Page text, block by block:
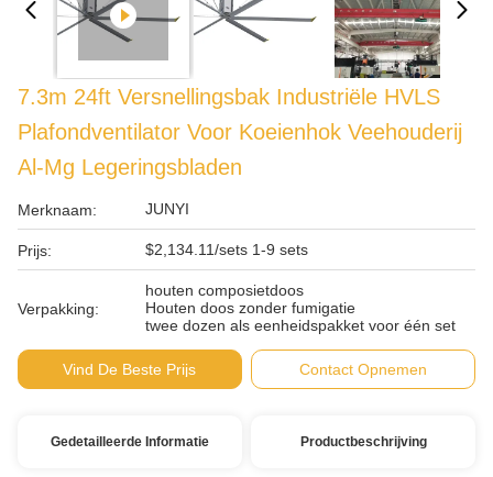
7.3m 24ft Versnellingsbak Industriële HVLS
Plafondventilator Voor Koeienhok Veehouderij
Al-Mg Legeringsbladen
Merknaam: JUNYI
Prijs: $2,134.11/sets 1-9 sets
Verpakking:
houten composietdoos
Houten doos zonder fumigatie
twee dozen als eenheidspakket voor één set
Vind De Beste Prijs Contact Opnemen
Gedetailleerde Informatie Productbeschrijving